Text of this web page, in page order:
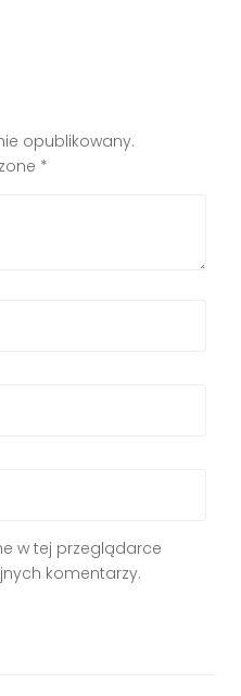
opublikowany.
*
w tej przeglądarce
komentarzy.